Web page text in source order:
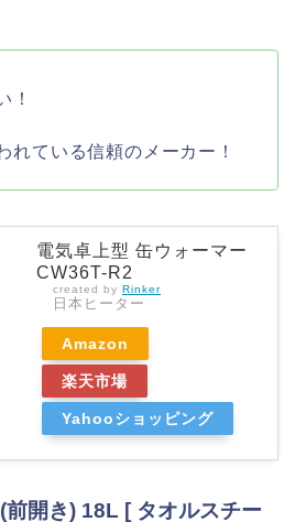
！
れている信頼のメーカー！
電気卓上型 缶ウォーマー
CW36T-R2
created by Rinker
日本ヒーター
Amazon
楽天市場
Yahooショッピング
前開き) 18L [ タオルスチー